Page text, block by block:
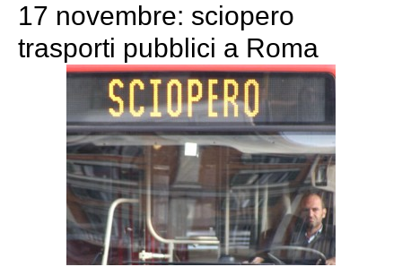
17 novembre: sciopero
trasporti pubblici a Roma